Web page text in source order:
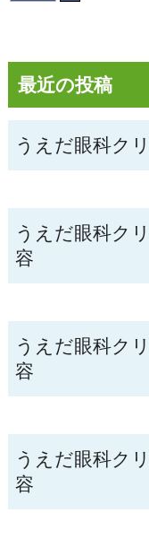
最近の投稿
うえだ眼科ク
うえだ眼科ク
容
うえだ眼科ク
容
うえだ眼科ク
容